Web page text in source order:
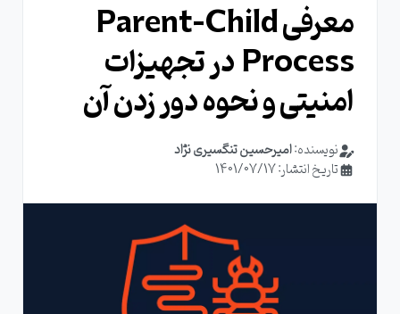
معرفی Parent-Child
Process در تجهیزات
امنیتی و نحوه دور زدن آن
نویسنده:امیرحسین تنگسیری نژاد
تاریخ انتشار: 1401/07/17